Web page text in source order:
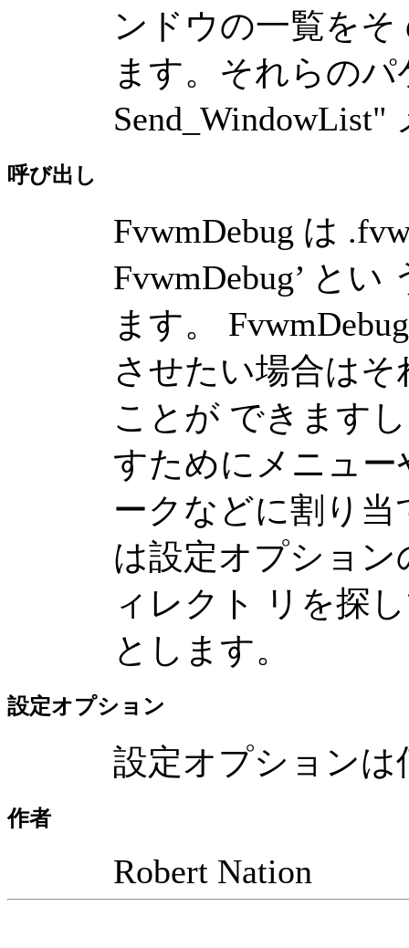
ンドウの一覧を
ます。それらのパ
呼び出し
FvwmDebug は
FvwmDebug’ と
ます。
させたい場合は
ことが できます
すためにメニュ
ークなどに割り
は設定オプション
ィレクト リを探
とします。
設定オプション
設定オプション
作者
Robert Nation